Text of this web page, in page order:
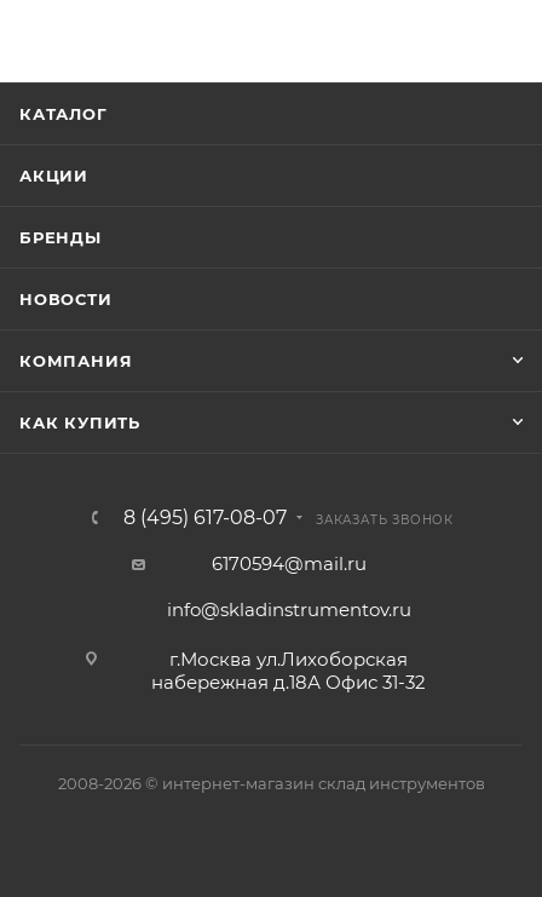
КАТАЛОГ
АКЦИИ
БРЕНДЫ
НОВОСТИ
КОМПАНИЯ
КАК КУПИТЬ
8 (495) 617-08-07 ЗАКАЗАТЬ ЗВОНОК
6170594@mail.ru
info@skladinstrumentov.ru
г.Москва ул.Лихоборская
набережная д.18А Офис 31-32
2008-2026 © интернет-магазин склад инструментов